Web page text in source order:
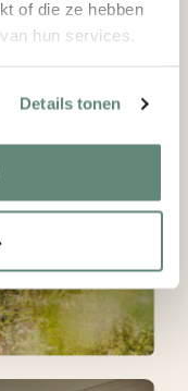
of die ze hebben
hun services.
Details tonen